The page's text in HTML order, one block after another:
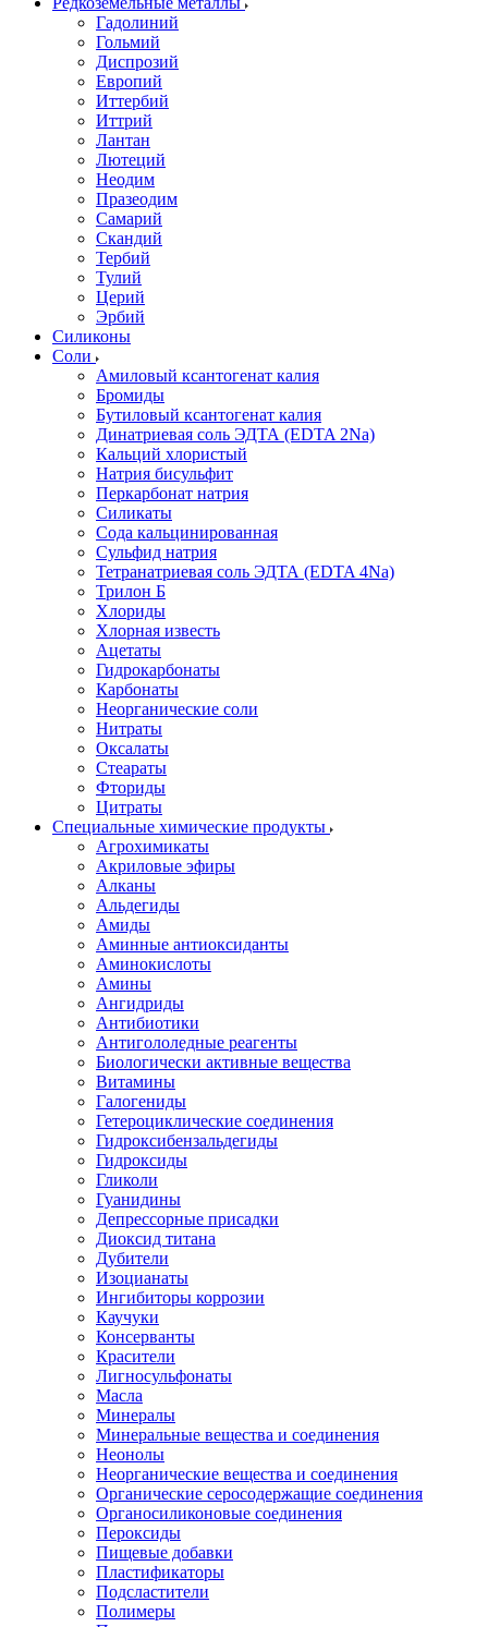
Гадолиний
Гольмий
Диспрозий
Европий
Иттербий
Иттрий
Лантан
Лютеций
Неодим
Празеодим
Самарий
Скандий
Тербий
Тулий
Церий
Эрбий
Силиконы
Соли
Амиловый ксантогенат калия
Бромиды
Бутиловый ксантогенат калия
Динатриевая соль ЭДТА (EDTA 2Na)
Кальций хлористый
Натрия бисульфит
Перкарбонат натрия
Силикаты
Сода кальцинированная
Сульфид натрия
Тетранатриевая соль ЭДТА (EDTA 4Na)
Трилон Б
Хлориды
Хлорная известь
Ацетаты
Гидрокарбонаты
Карбонаты
Неорганические соли
Нитраты
Оксалаты
Стеараты
Фториды
Цитраты
Специальные химические продукты
Агрохимикаты
Акриловые эфиры
Алканы
Альдегиды
Амиды
Аминные антиоксиданты
Аминокислоты
Амины
Ангидриды
Антибиотики
Антигололедные реагенты
Биологически активные вещества
Витамины
Галогениды
Гетероциклические соединения
Гидроксибензальдегиды
Гидроксиды
Гликоли
Гуанидины
Депрессорные присадки
Диоксид титана
Дубители
Изоцианаты
Ингибиторы коррозии
Каучуки
Консерванты
Красители
Лигносульфонаты
Масла
Минералы
Минеральные вещества и соединения
Неонолы
Неорганические вещества и соединения
Органические серосодержащие соединения
Органосиликоновые соединения
Пероксиды
Пищевые добавки
Пластификаторы
Подсластители
Полимеры